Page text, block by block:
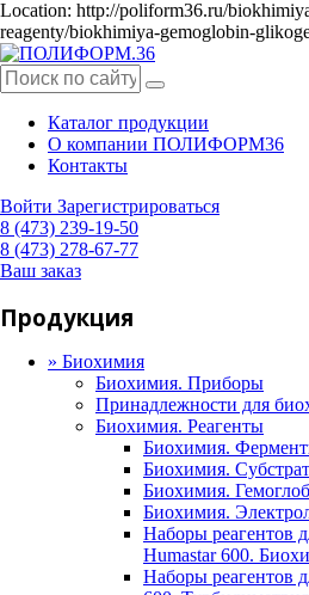
Location: http://poliform36.ru/
reagenty/biokhimiya-gemoglobin-
Каталог продукции
О компании ПОЛИФОРМ36
Контакты
Войти Зарегистрироваться
8 (473) 239-19-50
8 (473) 278-67-77
Ваш заказ
Продукция
» Биохимия
Биохимия. Приборы
Принадлежности для
Биохимия. Реагенты
Биохимия.
Биохимия.
Биохимия.
Биохимия.
Наборы реагентов
Humastar 600.
Наборы реагентов